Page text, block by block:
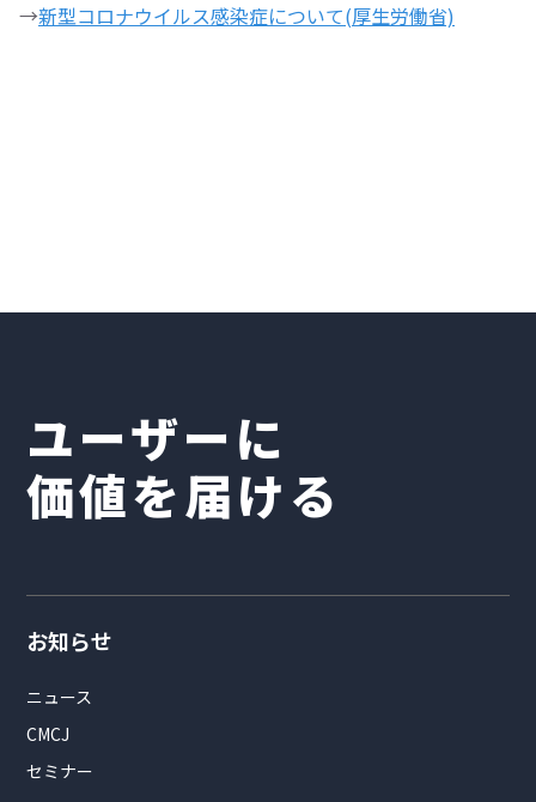
→新型コロナウイルス感染症について(厚生労働省)
ユーザーに
価値を届ける
お知らせ
ニュース
CMCJ
セミナー